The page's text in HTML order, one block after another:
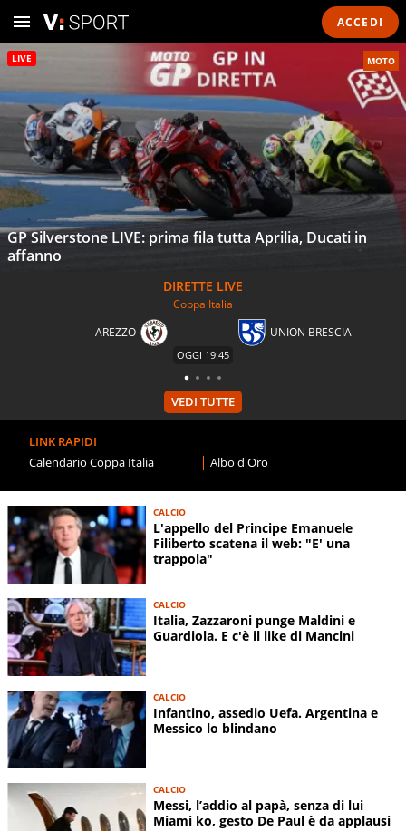
ACCEDI
MOTO
LIVE
GP Silverstone LIVE: prima fila tutta Aprilia, Ducati in
affanno
CALCIO
L'appello del Principe Emanuele
Filiberto scatena il web: "E' una
trappola"
CALCIO
Italia, Zazzaroni punge Maldini e
Guardiola. E c'è il like di Mancini
CALCIO
Infantino, assedio Uefa. Argentina e
Messico lo blindano
CALCIO
Messi, l’addio al papà, senza di lui
Miami ko, gesto De Paul è da applausi
AREZZO UNION BRESCIA
OGGI 19:45
Coppa Italia
VEDI TUTTE
LINK RAPIDI
Calendario Coppa Italia
Albo d'Oro